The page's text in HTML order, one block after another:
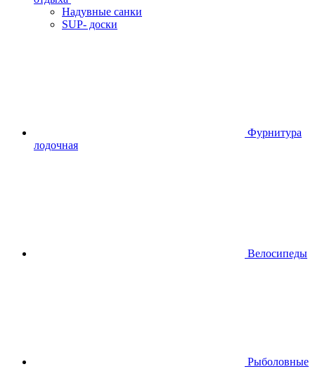
Надувные санки
SUP- доски
Фурнитура
лодочная
Велосипеды
Рыболовные